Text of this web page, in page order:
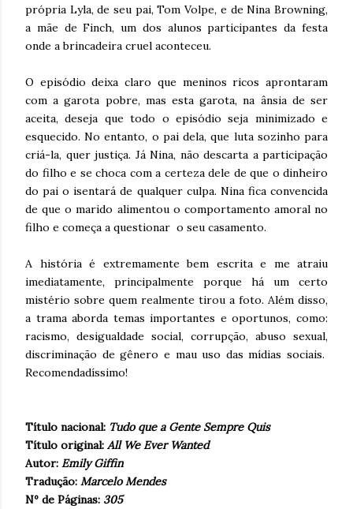
própria Lyla, de seu pai, Tom Volpe, e de Nina Browning,
a mãe de Finch, um dos alunos participantes da festa
onde a brincadeira cruel aconteceu.
O episódio deixa claro que meninos ricos aprontaram
com a garota pobre, mas esta garota, na ânsia de ser
aceita, deseja que todo o episódio seja minimizado e
esquecido. No entanto, o pai dela, que luta sozinho para
criá-la, quer justiça. Já Nina, não descarta a participação
do filho e se choca com a certeza dele de que o dinheiro
do pai o isentará de qualquer culpa. Nina fica convencida
de que o marido alimentou o comportamento amoral no
filho e começa a questionar o seu casamento.
A história é extremamente bem escrita e me atraiu
imediatamente, principalmente porque há um certo
mistério sobre quem realmente tirou a foto. Além disso,
a trama aborda temas importantes e oportunos, como:
racismo, desigualdade social, corrupção, abuso sexual,
discriminação de gênero e mau uso das mídias sociais.
Recomendadíssimo!
Título nacional: Tudo que a Gente Sempre Quis
Título original: All We Ever Wanted
Autor: Emily Giffin
Tradução: Marcelo Mendes
Nº de Páginas: 305